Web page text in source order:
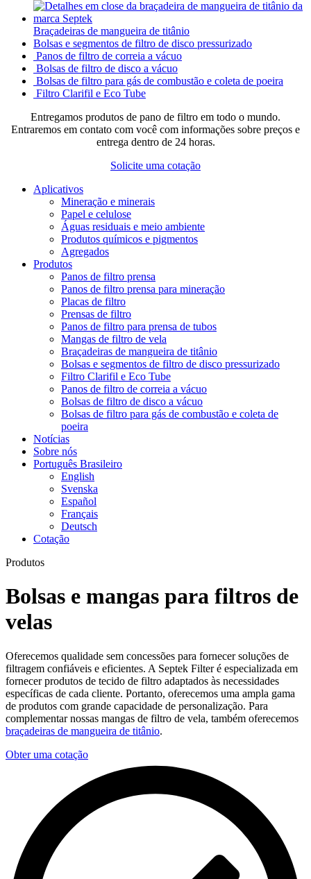
Braçadeiras de mangueira de titânio
Bolsas e segmentos de filtro de disco pressurizado
Panos de filtro de correia a vácuo
Bolsas de filtro de disco a vácuo
Bolsas de filtro para gás de combustão e coleta de poeira
Filtro Clarifil e Eco Tube
Entregamos produtos de pano de filtro em todo o mundo.
Entraremos em contato com você com informações sobre preços e
entrega dentro de 24 horas.
Solicite uma cotação
Aplicativos
Mineração e minerais
Papel e celulose
Águas residuais e meio ambiente
Produtos químicos e pigmentos
Agregados
Produtos
Panos de filtro prensa
Panos de filtro prensa para mineração
Placas de filtro
Prensas de filtro
Panos de filtro para prensa de tubos
Mangas de filtro de vela
Braçadeiras de mangueira de titânio
Bolsas e segmentos de filtro de disco pressurizado
Filtro Clarifil e Eco Tube
Panos de filtro de correia a vácuo
Bolsas de filtro de disco a vácuo
Bolsas de filtro para gás de combustão e coleta de
poeira
Notícias
Sobre nós
Português Brasileiro
English
Svenska
Español
Français
Deutsch
Cotação
Produtos
Bolsas e mangas para filtros de
velas
Oferecemos qualidade sem concessões para fornecer soluções de
filtragem confiáveis e eficientes. A Septek Filter é especializada em
fornecer produtos de tecido de filtro adaptados às necessidades
específicas de cada cliente. Portanto, oferecemos uma ampla gama
de produtos com grande capacidade de personalização. Para
complementar nossas mangas de filtro de vela, também oferecemos
braçadeiras de mangueira de titânio.
Obter uma cotação